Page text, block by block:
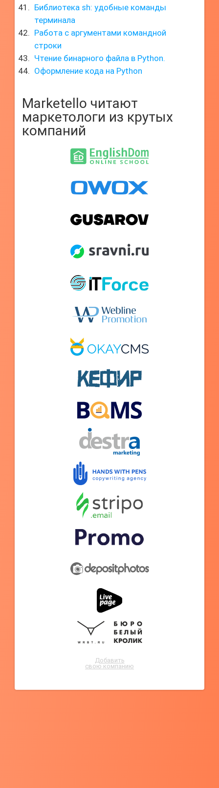
Библиотека sh: удобные команды
терминала
Работа с аргументами командной
строки
Чтение бинарного файла в Python.
Оформление кода на Python
Marketello читают
маркетологи из крутых
компаний
Добавить
свою компанию